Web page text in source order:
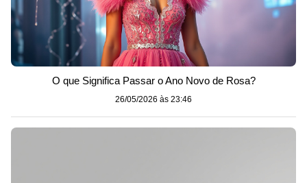
O que Significa Passar o Ano Novo de Rosa?
26/05/2026 às 23:46